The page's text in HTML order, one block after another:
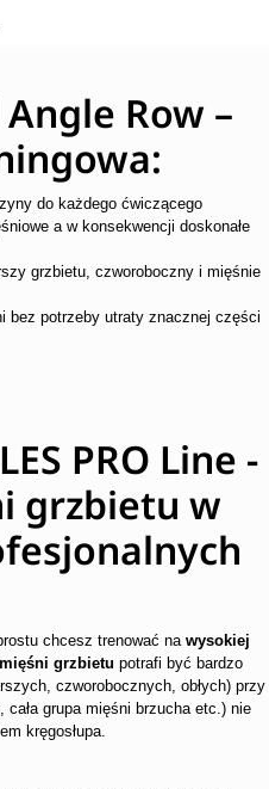
Row –
do każdego ćwiczącego
a w konsekwencji doskonałe
grzbietu, czworoboczny i mięśnie
bez potrzeby utraty znacznej części
PRO Line -
grzbietu w
chcesz trenować na wysokiej
mięśni grzbietu potrafi być bardzo
czworobocznych, obłych) przy
grupa mięśni brzucha etc.) nie
kręgosłupa.